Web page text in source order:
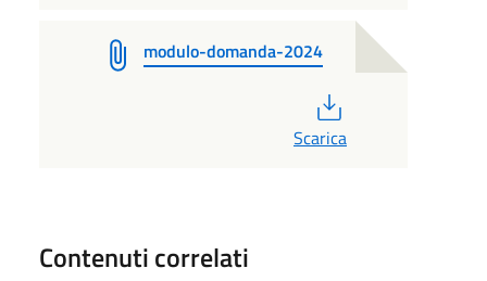
modulo-domanda-2024
Scarica
Contenuti correlati